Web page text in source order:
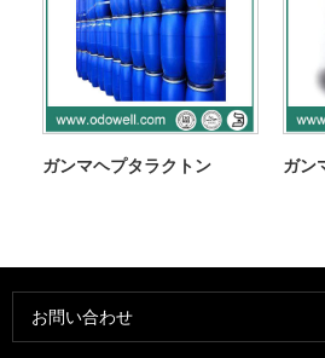
ガンマヘプタラクトン ガン
お問い合わせ